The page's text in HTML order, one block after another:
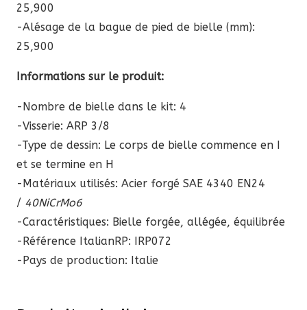
25,900
-Alésage de la bague de pied de bielle (mm):
25,900
Informations sur le produit:
-Nombre de bielle dans le kit: 4
-Visserie: ARP 3/8
-Type de dessin: Le corps de bielle commence en I
et se termine en H
-Matériaux utilisés: Acier forgé SAE 4340 EN24
/ 40NiCrMo6
-Caractéristiques: Bielle forgée, allégée, équilibrée
-Référence ItalianRP: IRP072
-Pays de production: Italie